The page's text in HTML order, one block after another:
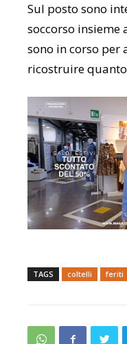
Sul posto sono
soccorso insieme
sono in corso per
ricostruire
TAGS coltelli feriti